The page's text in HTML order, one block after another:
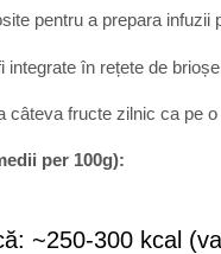
pentru a prepara infuzii
integrate în rețete de
câteva fructe zilnic ca pe
per 100g):
~250-300 kcal